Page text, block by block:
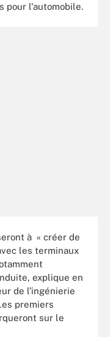
pour l'automobile.
à « créer de
les terminaux
explique en
de l’ingénierie
premiers
sur le